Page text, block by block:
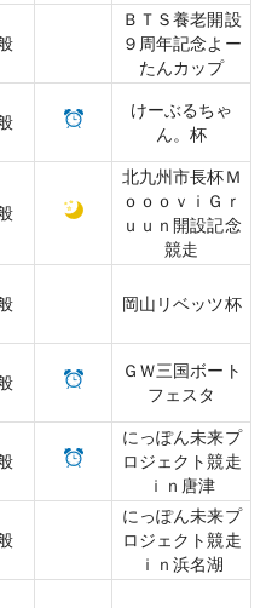
ＢＴＳ養老開設
９周年記念よー
たんカップ
けーぶるちゃ
ん。杯
北九州市長杯Ｍ
ｏｏｏｖｉＧｒ
ｕｕｎ開設記念
競走
岡山リベッツ杯
ＧＷ三国ボート
フェスタ
にっぽん未来プ
ロジェクト競走
ｉｎ唐津
にっぽん未来プ
ロジェクト競走
ｉｎ浜名湖